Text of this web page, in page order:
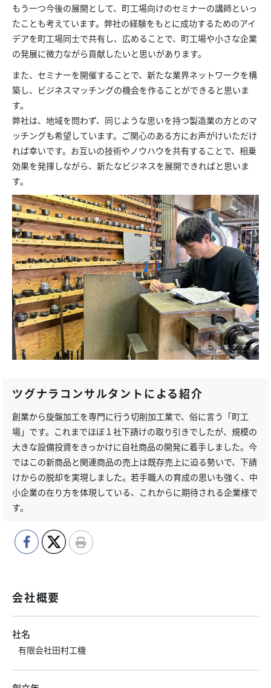
もう一つ今後の展開として、町工場向けのセミナーの講師といっ
たことも考えています。弊社の経験をもとに成功するためのアイ
デアを町工場同士で共有し、広めることで、町工場や小さな企業
の発展に微力ながら貢献したいと思いがあります。
また、セミナーを開催することで、新たな業界ネットワークを構
築し、ビジネスマッチングの機会を作ることができると思いま
す。
弊社は、地域を問わず、同じような思いを持つ製造業の方とのマ
ッチングも希望しています。ご関心のある方にお声がけいただけ
れば幸いです。お互いの技術やノウハウを共有することで、相乗
効果を発揮しながら、新たなビジネスを展開できればと思いま
す。
ツグナラコンサルタントによる紹介
創業から旋盤加工を専門に行う切削加工業で、俗に言う「町工
場」です。これまでほぼ１社下請けの取り引きでしたが、規模の
大きな設備投資をきっかけに自社商品の開発に着手しました。今
ではこの新商品と関連商品の売上は既存売上に迫る勢いで、下請
けからの脱却を実現しました。若手職人の育成の思いも強く、中
小企業の在り方を体現している、これからに期待される企業様で
す。
会社概要
社名
有限会社田村工機